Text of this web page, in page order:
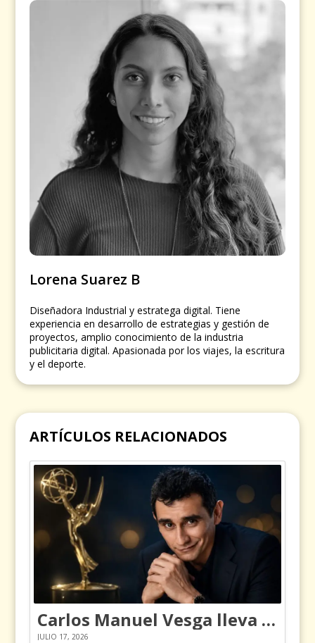
Lorena Suarez B
Diseñadora Industrial y estratega digital. Tiene
experiencia en desarrollo de estrategias y gestión de
proyectos, amplio conocimiento de la industria
publicitaria digital. Apasionada por los viajes, la escritura
y el deporte.
ARTÍCULOS RELACIONADOS
Carlos Manuel Vesga lleva el nombre de Colombia a los Emmy
JULIO 17, 2026